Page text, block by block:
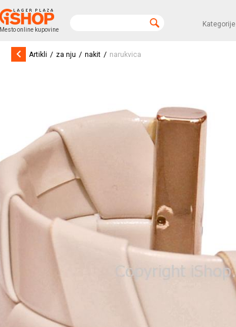
Mesto online kupovine
Kategorije
keyboard_arrow_left Artikli / za nju / nakit / narukvica